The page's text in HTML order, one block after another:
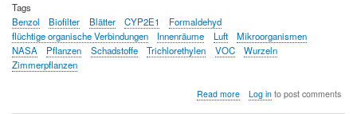
Tags
Benzol
Biofilter Blätter CYP2E1
Formaldehyd
flüchtige organische Verbindungen
Innenräume Luft
Mikroorganismen
NASA
Pflanzen Schadstoffe Trichlorethylen VOC
Wurzeln
Zimmerpflanzen
Read moreabout
Log into post comments